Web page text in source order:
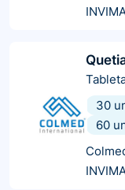
30
60